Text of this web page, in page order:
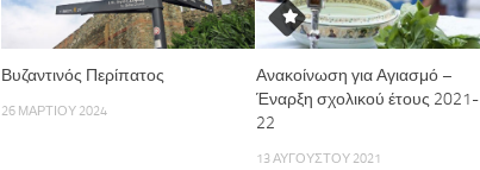
Βυζαντινός Περίπατος
26 ΜΑΡΤΊΟΥ 2024
Ανακοίνωση για Αγιασμό –
Έναρξη σχολικού έτους 2021-
22
13 ΑΥΓΟΎΣΤΟΥ 2021